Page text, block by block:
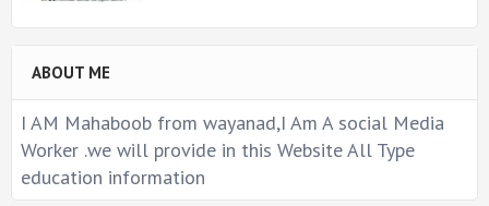
ABOUT ME
I AM Mahaboob from wayanad,I Am A social Media
Worker .we will provide in this Website All Type
education information